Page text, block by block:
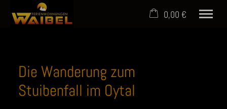
0,00 €
Die Wanderung zum
Stuibenfall im Oytal